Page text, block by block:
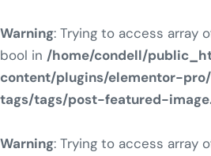
Warning: Trying to access array
bool in /home/condell/
content/plugins/elementor-
tags/tags/post-featured-
Warning: Trying to access array